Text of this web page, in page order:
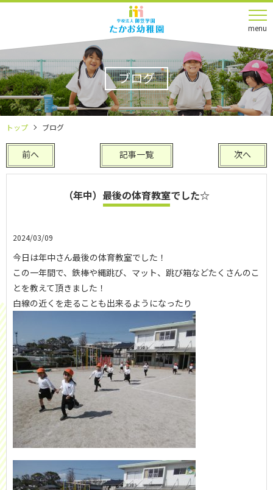
menu
ブログ
トップ ブログ
前へ 次へ
記事一覧
（年中）最後の体育教室でした☆
2024/03/09
今日は年中さん最後の体育教室でした！
この一年間で、鉄棒や縄跳び、マット、跳び箱などたくさんのこ
とを教えて頂きました！
白線の近くを走ることも出来るようになったり